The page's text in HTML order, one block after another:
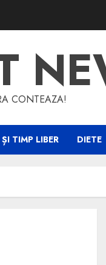
CONTEAZA!
TIMP LIBER DIETE